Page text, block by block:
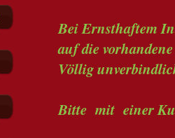
Bei Ernsthaftem
auf die
Völlig
Bitte mit einer